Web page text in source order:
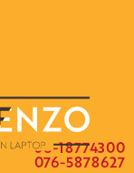
076-5878627
06-18774300